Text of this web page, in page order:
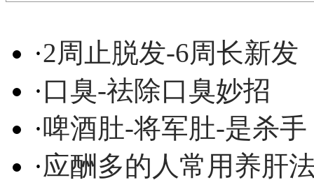
·2周止脱发-6周长新发
·口臭-祛除口臭妙招
·啤酒肚-将军肚-是杀手
·应酬多的人常用养肝